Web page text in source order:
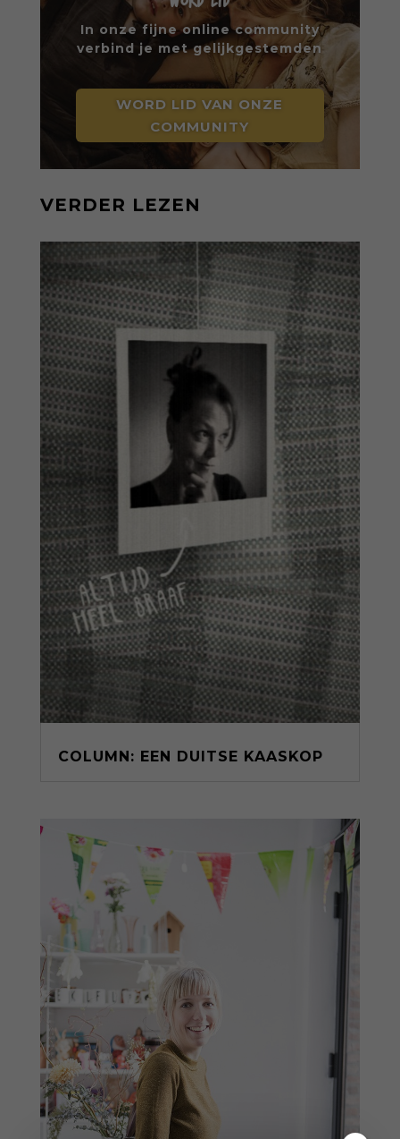
In onze fijne online community
verbind je met gelijkgestemden
WORD LID VAN ONZE
COMMUNITY
VERDER LEZEN
COLUMN: EEN DUITSE KAASKOP